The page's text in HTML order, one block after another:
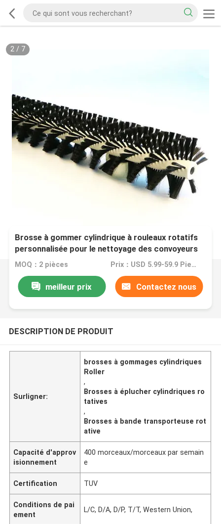
2/ 7
Brosse à gommer cylindrique à rouleaux rotatifs
personnalisée pour le nettoyage des convoyeurs
MOQ：2 pièces Prix：USD 5.99-59.9 Piece
meilleur prix Contactez nous
DESCRIPTION DE PRODUIT
Surligner:
brosses à gommages cylindriques
Roller
,
Brosses à éplucher cylindriques ro
tatives
,
Brosses à bande transporteuse rot
ative
Capacité d'approv
isionnement
400 morceaux/morceaux par semain
e
Certification TUV
Conditions de pai
ement
L/C, D/A, D/P, T/T, Western Union,